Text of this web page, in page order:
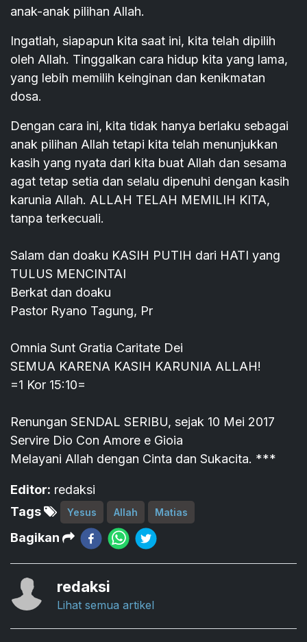
anak-anak pilihan Allah.
Ingatlah, siapapun kita saat ini, kita telah dipilih
oleh Allah. Tinggalkan cara hidup kita yang lama,
yang lebih memilih keinginan dan kenikmatan
dosa.
Dengan cara ini, kita tidak hanya berlaku sebagai
anak pilihan Allah tetapi kita telah menunjukkan
kasih yang nyata dari kita buat Allah dan sesama
agat tetap setia dan selalu dipenuhi dengan kasih
karunia Allah. ALLAH TELAH MEMILIH KITA,
tanpa terkecuali.
Salam dan doaku KASIH PUTIH dari HATI yang
TULUS MENCINTAI
Berkat dan doaku
Pastor Ryano Tagung, Pr
Omnia Sunt Gratia Caritate Dei
SEMUA KARENA KASIH KARUNIA ALLAH!
=1 Kor 15:10=
Renungan SENDAL SERIBU, sejak 10 Mei 2017
Servire Dio Con Amore e Gioia
Melayani Allah dengan Cinta dan Sukacita. ***
Editor: redaksi
Tags
Yesus Allah Matias
Bagikan
redaksi
Lihat semua artikel